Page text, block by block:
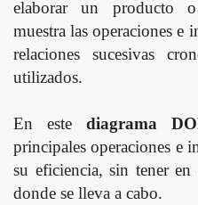
elaborar un producto
muestra las operaciones e
relaciones sucesivas
utilizados.
En este diagrama
principales operaciones e
su eficiencia, sin tener
donde se lleva a cabo.